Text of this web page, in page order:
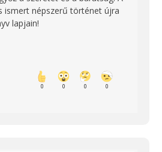
ismert népszerű történet újra
lapjain!
0 0 0 0